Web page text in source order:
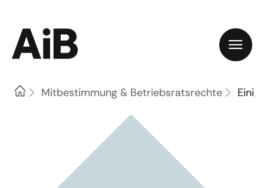
HomeMitbestimmung & Betriebsratsrechte